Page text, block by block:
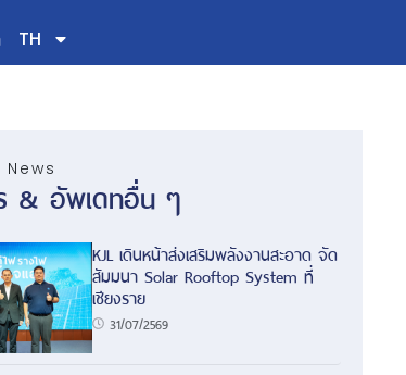
TH
& อัพเดทอื่น ๆ
KJL เดินหน้าส่งเสริมพลังงานสะอาด จัด
สัมมนา Solar Rooftop System ที่
เชียงราย
31/07/2569